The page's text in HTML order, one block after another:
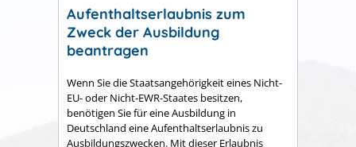
Aufenthaltserlaubnis zum
Zweck der Ausbildung
beantragen
Wenn Sie die Staatsangehörigkeit eines Nicht-
EU- oder Nicht-EWR-Staates besitzen,
benötigen Sie für eine Ausbildung in
Deutschland eine Aufenthaltserlaubnis zu
Ausbildungszwecken. Mit dieser Erlaubnis